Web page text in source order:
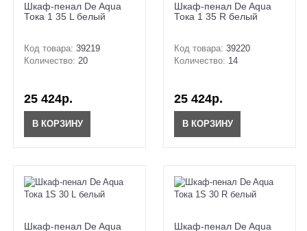
Шкаф-пенал De Aqua
Тока 1 35 L белый
Код товара: 39219
Количество: 20
25 424р.
В КОРЗИНУ
Шкаф-пенал De Aqua
Тока 1 35 R белый
Код товара: 39220
Количество: 14
25 424р.
В КОРЗИНУ
Шкаф-пенал De Aqua
Шкаф-пенал De Aqua